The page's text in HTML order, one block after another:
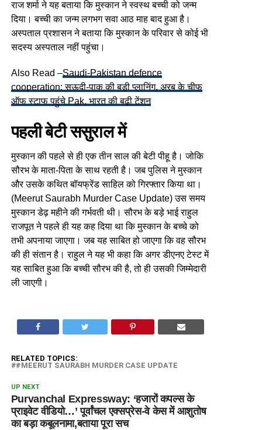
राज शर्मा ने यह बताया कि मुस्कान ने स्वस्थ बच्ची को जन्म
दिया। बच्ची का जन्म लगभग सवा आठ माह बाद हुआ है।
अस्पताल प्रशासन ने बताया कि मुस्कान के परिवार से कोई भी
सदस्य अस्पताल नहीं पहुंचा।
Also Read –Saudi-Pakistan defence
cooperation: सऊदी-पाक की बड़ी प्लानिंग, अरब के चीफ
ऑफ स्टाफ पहुंचे Pak, भारत की बढ़ी टेंशन
पहली बेटी ससुराल में
मुस्कान की पहले से ही एक तीन साल की बेटी पीहू है। जोकि
सौरभ के माता-पिता के साथ रहती है। जब पुलिस ने मुस्कान
और उसके कथित बॉयफ्रेंड साहिल को गिरफ्तार किया था।
(Meerut Saurabh Murder Case Update) उस समय
मुस्कान डेढ़ महीने की गर्भवती थी। सौरभ के बड़े भाई राहुल
राजपूत ने पहले ही यह कह दिया था कि मुस्कान के बच्चे को
तभी अपनाया जाएगा। जब यह साबित हो जाएगा कि वह सौरभ
की ही संतान है। राहुल ने यह भी कहा कि अगर डीएनए टेस्ट में
यह साबित हुआ कि बच्ची सौरभ की है, तो ही उसकी जिम्मेदारी
ली जाएगी।
RELATED TOPICS:
#MEERUT SAURABH MURDER CASE UPDATE
UP NEXT
Purvanchal Expressway: ‘हजारों कपल्स के
प्राइवेट वीडियो…’ पूर्वांचल एक्सप्रेस-वे केस में आशुतोष
का बड़ा कबूलनामा,बताया पूरा सच